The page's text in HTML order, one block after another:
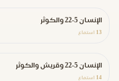
الإنسان 5-22 والكوثر
13 استماع
الإنسان 5-22 وقريش والكوثر
14 استماع